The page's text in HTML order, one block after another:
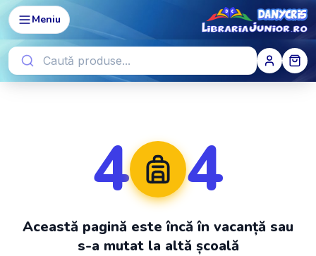
Meniu
4 4
Această pagină este încă în vacanță sau
s-a mutat la altă școală